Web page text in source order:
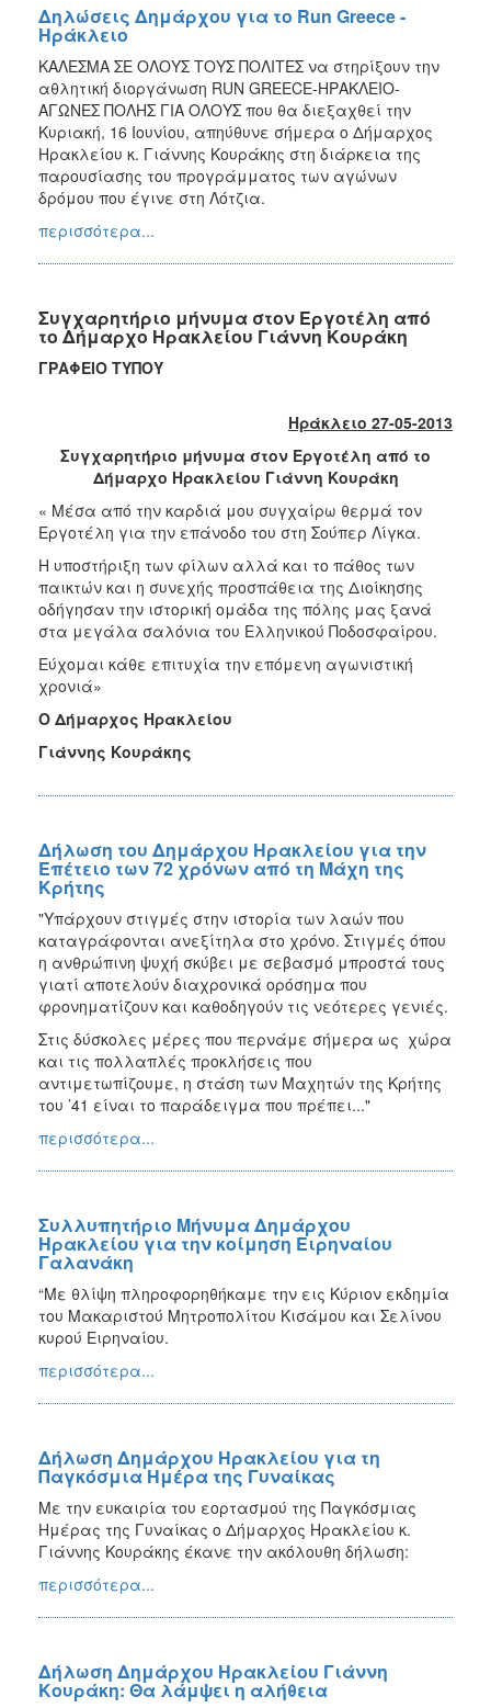
Δηλώσεις Δημάρχου για το Run Greece -
Ηράκλειο
ΚΑΛΕΣΜΑ ΣΕ ΟΛΟΥΣ ΤΟΥΣ ΠΟΛΙΤΕΣ να στηρίξουν την
αθλητική διοργάνωση RUN GREECE-ΗΡΑΚΛΕΙΟ-
ΑΓΩΝΕΣ ΠΟΛΗΣ ΓΙΑ ΟΛΟΥΣ που θα διεξαχθεί την
Κυριακή, 16 Ιουνίου, απηύθυνε σήμερα ο Δήμαρχος
Ηρακλείου κ. Γιάννης Κουράκης στη διάρκεια της
παρουσίασης του προγράμματος των αγώνων
δρόμου που έγινε στη Λότζια.
περισσότερα...
Συγχαρητήριο μήνυμα στον Εργοτέλη από
το Δήμαρχο Ηρακλείου Γιάννη Κουράκη
ΓΡΑΦΕΙΟ ΤΥΠΟΥ
Ηράκλειο 27-05-2013
Συγχαρητήριο μήνυμα στον Εργοτέλη από το
Δήμαρχο Ηρακλείου Γιάννη Κουράκη
« Μέσα από την καρδιά μου συγχαίρω θερμά τον
Εργοτέλη για την επάνοδο του στη Σούπερ Λίγκα.
Η υποστήριξη των φίλων αλλά και το πάθος των
παικτών και η συνεχής προσπάθεια της Διοίκησης
οδήγησαν την ιστορική ομάδα της πόλης μας ξανά
στα μεγάλα σαλόνια του Ελληνικού Ποδοσφαίρου.
Εύχομαι κάθε επιτυχία την επόμενη αγωνιστική
χρονιά»
Ο Δήμαρχος Ηρακλείου
Γιάννης Κουράκης
Δήλωση του Δημάρχου Ηρακλείου για την
Επέτειο των 72 χρόνων από τη Μάχη της
Κρήτης
"Υπάρχουν στιγμές στην ιστορία των λαών που
καταγράφονται ανεξίτηλα στο χρόνο. Στιγμές όπου
η ανθρώπινη ψυχή σκύβει με σεβασμό μπροστά τους
γιατί αποτελούν διαχρονικά ορόσημα που
φρονηματίζουν και καθοδηγούν τις νεότερες γενιές.
Στις δύσκολες μέρες που περνάμε σήμερα ως χώρα
και τις πολλαπλές προκλήσεις που
αντιμετωπίζουμε, η στάση των Μαχητών της Κρήτης
του ’41 είναι το παράδειγμα που πρέπει..."
περισσότερα...
Συλλυπητήριο Μήνυμα Δημάρχου
Ηρακλείου για την κοίμηση Ειρηναίου
Γαλανάκη
“Με θλίψη πληροφορηθήκαμε την εις Κύριον εκδημία
του Μακαριστού Μητροπολίτου Κισάμου και Σελίνου
κυρού Ειρηναίου.
περισσότερα...
Δήλωση Δημάρχου Ηρακλείου για τη
Παγκόσμια Ημέρα της Γυναίκας
Με την ευκαιρία του εορτασμού της Παγκόσμιας
Ημέρας της Γυναίκας ο Δήμαρχος Ηρακλείου κ.
Γιάννης Κουράκης έκανε την ακόλουθη δήλωση:
περισσότερα...
Δήλωση Δημάρχου Ηρακλείου Γιάννη
Κουράκη: Θα λάμψει η αλήθεια